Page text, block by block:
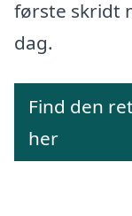
første skridt
dag.
Find den
her